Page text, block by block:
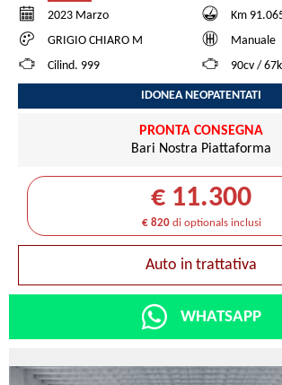
2023 Marzo
Km
GRIGIO CHIARO M
Manuale
Cilind. 999
90cv /
IDONEA NEOPATENTATI
PRONTA CONSEGNA
Bari Nostra Piattaforma
€ 11.300
€ 820di optionals inclusi
Auto in trattativa
WHATSAPP